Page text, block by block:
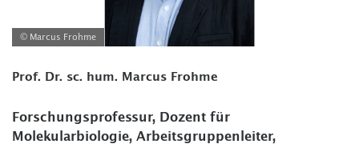
© Marcus Frohme
Prof. Dr. sc. hum. Marcus Frohme
Forschungsprofessur, Dozent für
Molekularbiologie, Arbeitsgruppenleiter,